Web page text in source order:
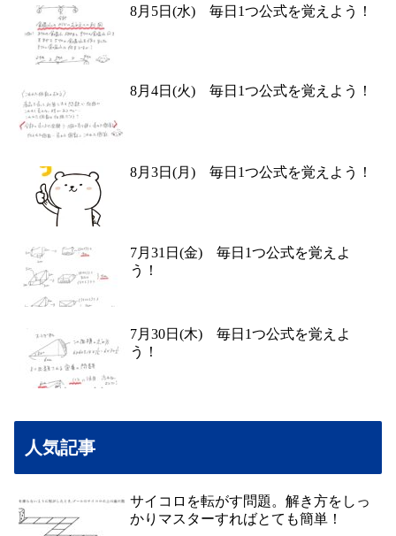
8月5日(水) 毎日1つ公式を覚えよう！
8月4日(火) 毎日1つ公式を覚えよう！
8月3日(月) 毎日1つ公式を覚えよう！
7月31日(金) 毎日1つ公式を覚えよ
う！
7月30日(木) 毎日1つ公式を覚えよ
う！
人気記事
サイコロを転がす問題。解き方をしっ
かりマスターすればとても簡単！